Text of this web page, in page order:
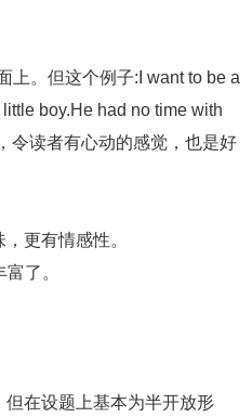
上。但这个例子:I want to be a
boy.He had no time with
令读者有心动的感觉，也是好
更有情感性。
了。
在设题上基本为半开放形